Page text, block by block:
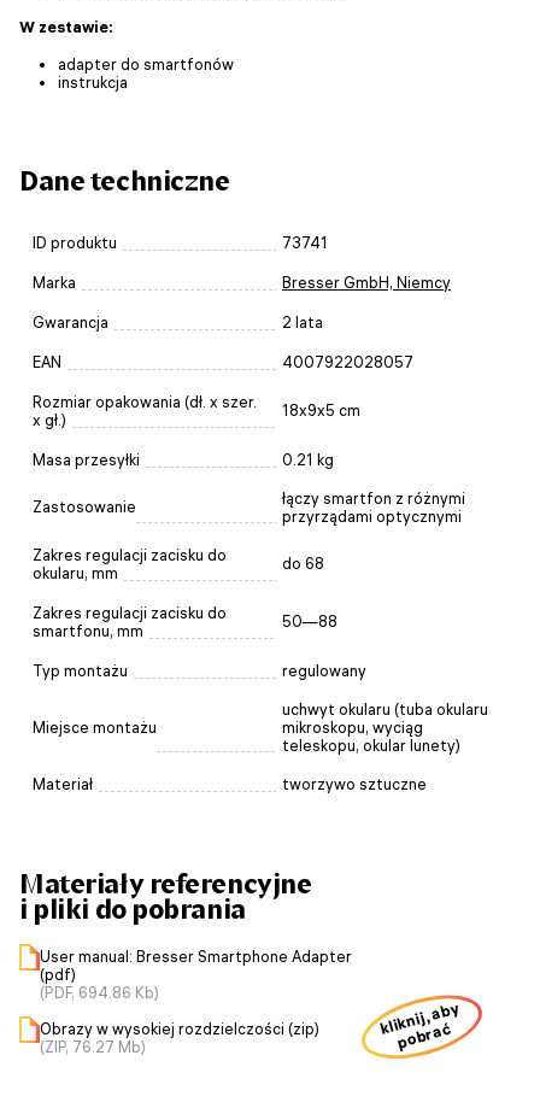
W zestawie:
adapter do smartfonów
instrukcja
Dane techniczne
ID produktu 73741
Marka Bresser GmbH, Niemcy
Gwarancja 2 lata
EAN 4007922028057
Rozmiar opakowania (dł. x szer.
x gł.)
18x9x5 cm
Masa przesyłki 0.21 kg
Zastosowanie
łączy smartfon z różnymi
przyrządami optycznymi
Zakres regulacji zacisku do
okularu, mm
do 68
Zakres regulacji zacisku do
smartfonu, mm
50—88
Typ montażu regulowany
Miejsce montażu
uchwyt okularu (tuba okularu
mikroskopu, wyciąg
teleskopu, okular lunety)
Materiał tworzywo sztuczne
Materiały referencyjne
i pliki do pobrania
User manual: Bresser Smartphone Adapter
(pdf)
(PDF, 694.86 Kb)
Obrazy w wysokiej rozdzielczości (zip)
(ZIP, 76.27 Mb)
kliknij, aby
pobrać